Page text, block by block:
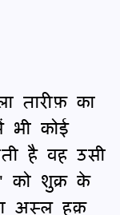
तारीफ़ का
भी कोई
है वह उसी
को शुक्र के
अस्ल हक़